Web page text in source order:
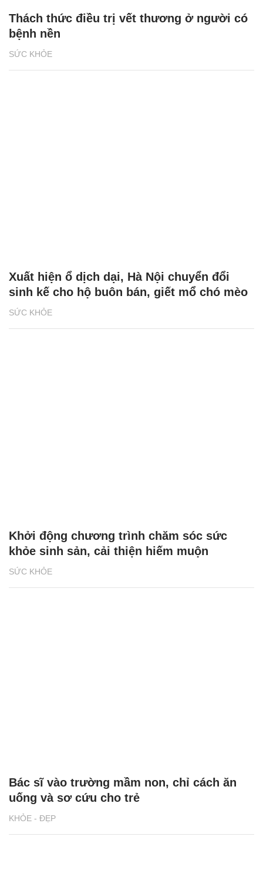
SỨC KHỎE
Thách thức điều trị vết thương ở người có
bệnh nền
SỨC KHỎE
Xuất hiện ổ dịch dại, Hà Nội chuyển đổi
sinh kế cho hộ buôn bán, giết mổ chó mèo
SỨC KHỎE
Khởi động chương trình chăm sóc sức
khỏe sinh sản, cải thiện hiếm muộn
KHỎE - ĐẸP
Bác sĩ vào trường mầm non, chỉ cách ăn
uống và sơ cứu cho trẻ